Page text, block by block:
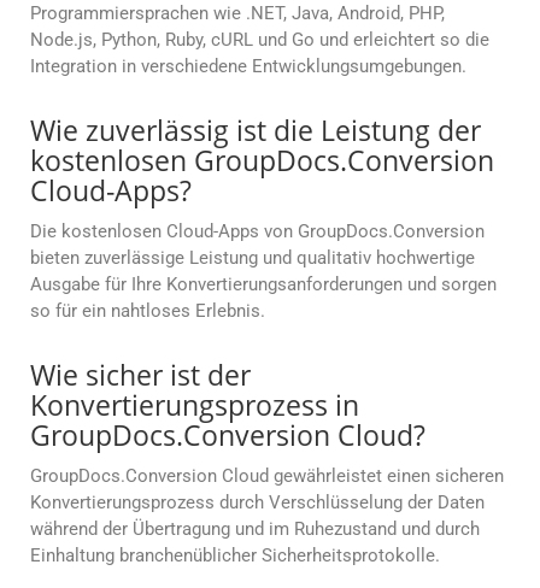
Programmiersprachen wie .NET, Java, Android, PHP,
Node.js, Python, Ruby, cURL und Go und erleichtert so die
Integration in verschiedene Entwicklungsumgebungen.
Wie zuverlässig ist die Leistung der
kostenlosen GroupDocs.Conversion
Cloud-Apps?
Die kostenlosen Cloud-Apps von GroupDocs.Conversion
bieten zuverlässige Leistung und qualitativ hochwertige
Ausgabe für Ihre Konvertierungsanforderungen und sorgen
so für ein nahtloses Erlebnis.
Wie sicher ist der
Konvertierungsprozess in
GroupDocs.Conversion Cloud?
GroupDocs.Conversion Cloud gewährleistet einen sicheren
Konvertierungsprozess durch Verschlüsselung der Daten
während der Übertragung und im Ruhezustand und durch
Einhaltung branchenüblicher Sicherheitsprotokolle.